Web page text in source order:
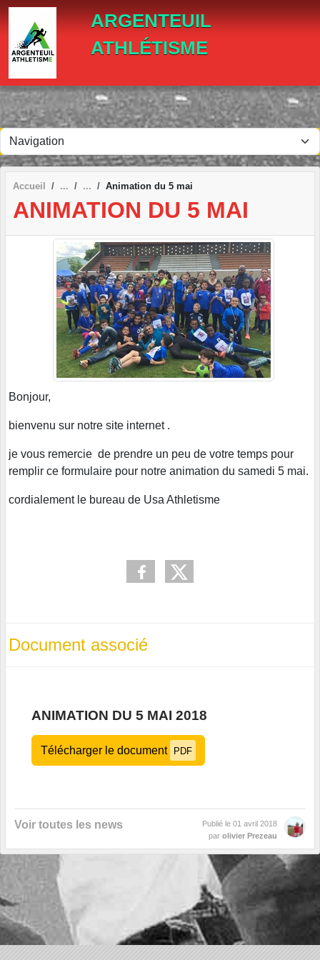
ARGENTEUIL
ATHLÉTISME
Accueil Animation du 5 mai
ANIMATION DU 5 MAI
Bonjour,
bienvenu sur notre site internet .
je vous remercie de prendre un peu de votre temps pour
remplir ce formulaire pour notre animation du samedi 5 mai.
cordialement le bureau de Usa Athletisme
Document associé
ANIMATION DU 5 MAI 2018
Télécharger le document PDF
Voir toutes les news Publié le 01 avril 2018
par olivier Prezeau
Panneau de gestion des cookies